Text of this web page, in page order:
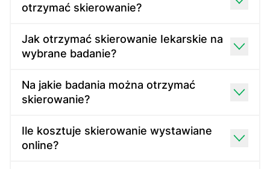
otrzymać skierowanie?
Jak otrzymać skierowanie Iеkаrskie na
wybrane badanie?
Na jakie badania można otrzymać
skierowanie?
Ile kosztuje skierowanie wystawiane
online?